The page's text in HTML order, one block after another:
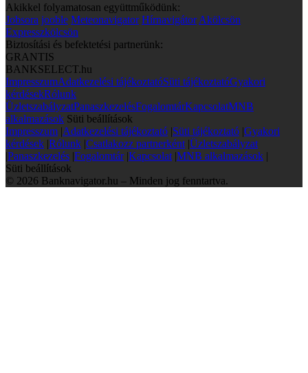
Akikkel folyamatosan együttműködünk:
Jobsora jooble Meteonavigator Hírnavigátor Akölcsön
Expresszkölcsön
Biztosítási és befektetési partnerünk:
GRANTIS
BANKSELECT.hu
ImpresszumAdatkezelési tájékoztatóSüti tájékoztatóGyakori
kérdésekRólunk
ÜzletszabályzatPanaszkezelésFogalomtárKapcsolatMNB
alkalmazások Süti beállítások
Impresszum |Adatkezelési tájékoztató |Süti tájékoztató |Gyakori
kérdések |Rólunk |Csatlakozz partnerként |Üzletszabályzat
|Panaszkezelés |Fogalomtár |Kapcsolat |MNB alkalmazások |
Süti beállítások
© 2026 Banknavigator.hu – Minden jog fenntartva.